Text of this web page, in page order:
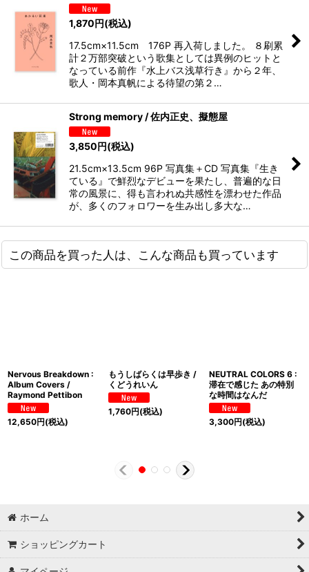
1,870円(税込)
17.5cm×11.5cm 176P 再入荷しました。 ８刷累
計２万部突破という歌集としては異例のヒットと
なっている前作『水上バス浅草行き』から２年、
歌人・岡本真帆による待望の第２…
Strong memory / 佐内正史、擬態屋
3,850円(税込)
21.5cm×13.5cm 96P 写真集＋CD 写真集『生き
ている』で鮮烈なデビューを果たし、普遍的な日
常の風景に、得も言われぬ共感性を漂わせた作品
が、多くのフォロワーを生み出し多大な…
この商品を買った人は、こんな商品も買っています
Nervous Breakdown :
Album Covers /
Raymond Pettibon
12,650円(税込)
もうしばらくは早歩き /
くどうれいん
1,760円(税込)
NEUTRAL COLORS 6 :
滞在で感じた あの特別
な時間はなんだ
3,300円(税込)
ホーム
ショッピングカート